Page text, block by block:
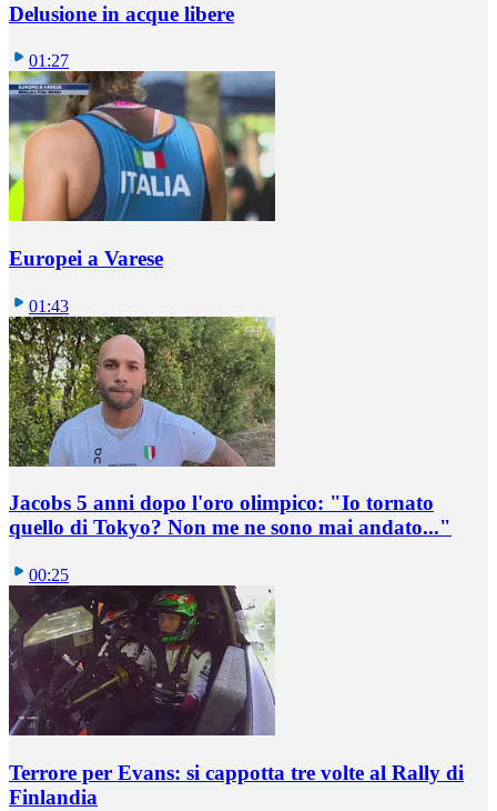
Delusione in acque libere
01:27
Europei a Varese
01:43
Jacobs 5 anni dopo l'oro olimpico: "Io tornato
quello di Tokyo? Non me ne sono mai andato..."
00:25
Terrore per Evans: si cappotta tre volte al Rally di
Finlandia